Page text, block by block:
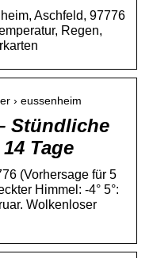
Aschfeld, 97776
Regen,
› eussenheim
Stündliche
Tage
(Vorhersage für 5
Himmel: -4° 5°:
Wolkenloser